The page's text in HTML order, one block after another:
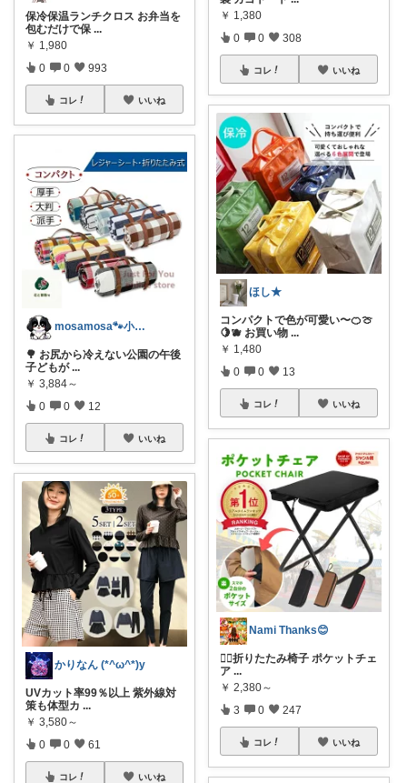
保冷保温ランチクロス お弁当を
包むだけで保 ...
￥ 1,980
0 0 993
コレ いいね
mosamosa🐾小さめバッグの日々✨
🌳 お尻から冷えない公園の午後
子どもが ...
￥ 3,884～
0 0 12
コレ いいね
かりなん (*^ω^*)y
UVカット率99％以上 紫外線対
策も体型カ ...
￥ 3,580～
0 0 61
コレ いいね
￥ 1,380
0 0 308
コレ いいね
ほし★
コンパクトで色が可愛い〜🍊🍈
🍋🫐 お買い物 ...
￥ 1,480
0 0 13
コレ いいね
Nami Thanks😊
💁‍♀️折りたたみ椅子 ポケットチェ
ア ...
￥ 2,380～
3 0 247
コレ いいね